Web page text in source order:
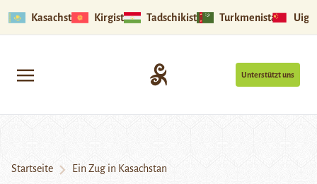
Kasachstan Kirgistan Tadschikistan Turkmenistan
Unterstützt uns
Startseite Ein Zug in Kasachstan